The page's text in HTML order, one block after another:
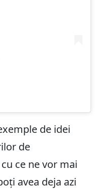
de idei
de
ce ne vor mai
avea deja azi